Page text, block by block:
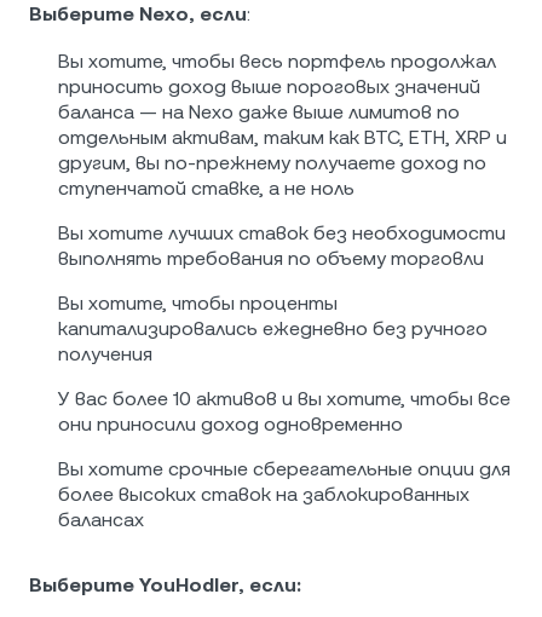
Выберите Nexo, если:
Вы хотите, чтобы весь портфель продолжал
приносить доход выше пороговых значений
баланса — на Nexo даже выше лимитов по
отдельным активам, таким как BTC, ETH, XRP и
другим, вы по-прежнему получаете доход по
ступенчатой ставке, а не ноль
Вы хотите лучших ставок без необходимости
выполнять требования по объему торговли
Вы хотите, чтобы проценты
капитализировались ежедневно без ручного
получения
У вас более 10 активов и вы хотите, чтобы все
они приносили доход одновременно
Вы хотите срочные сберегательные опции для
более высоких ставок на заблокированных
балансах
Выберите YouHodler, если: